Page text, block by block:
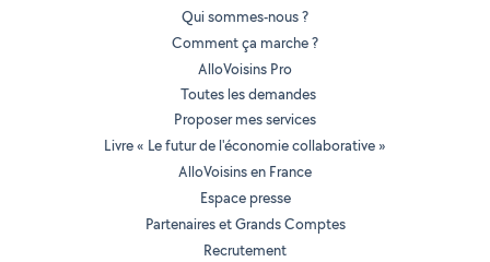
Qui sommes-nous ?
Comment ça marche ?
AlloVoisins Pro
Toutes les demandes
Proposer mes services
Livre « Le futur de l'économie collaborative »
AlloVoisins en France
Espace presse
Partenaires et Grands Comptes
Recrutement